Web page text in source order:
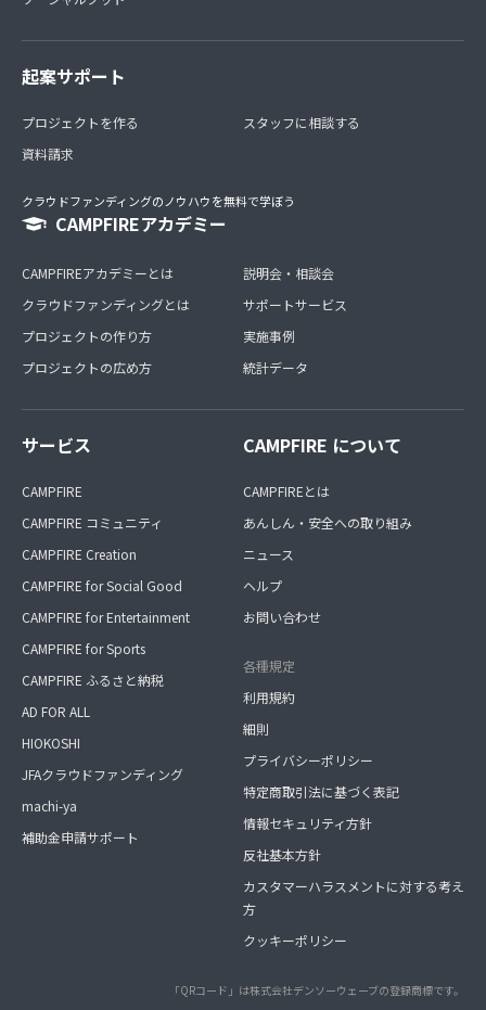
起案サポート
プロジェクトを作る
資料請求
スタッフに相談する
クラウドファンディングのノウハウを無料で学ぼう
CAMPFIREアカデミー
CAMPFIREアカデミーとは
クラウドファンディングとは
プロジェクトの作り方
プロジェクトの広め方
説明会・相談会
サポートサービス
実施事例
統計データ
サービス
CAMPFIRE
CAMPFIRE コミュニティ
CAMPFIRE Creation
CAMPFIRE for Social Good
CAMPFIRE for Entertainment
CAMPFIRE for Sports
CAMPFIRE ふるさと納税
AD FOR ALL
HIOKOSHI
JFAクラウドファンディング
machi-ya
補助金申請サポート
CAMPFIRE について
CAMPFIREとは
あんしん・安全への取り組み
ニュース
ヘルプ
お問い合わせ
各種規定
利用規約
細則
プライバシーポリシー
特定商取引法に基づく表記
情報セキュリティ方針
反社基本方針
カスタマーハラスメントに対する考え
方
クッキーポリシー
「QRコード」は株式会社デンソーウェーブの登録商標です。